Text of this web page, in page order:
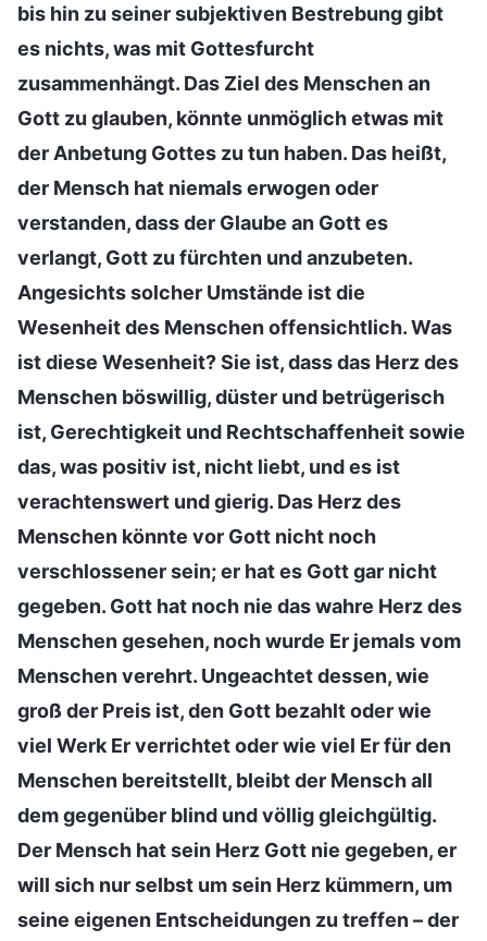
bis hin zu seiner subjektiven Bestrebung gibt
es nichts, was mit Gottesfurcht
zusammenhängt. Das Ziel des Menschen an
Gott zu glauben, könnte unmöglich etwas mit
der Anbetung Gottes zu tun haben. Das heißt,
der Mensch hat niemals erwogen oder
verstanden, dass der Glaube an Gott es
verlangt, Gott zu fürchten und anzubeten.
Angesichts solcher Umstände ist die
Wesenheit des Menschen offensichtlich. Was
ist diese Wesenheit? Sie ist, dass das Herz des
Menschen böswillig, düster und betrügerisch
ist, Gerechtigkeit und Rechtschaffenheit sowie
das, was positiv ist, nicht liebt, und es ist
verachtenswert und gierig. Das Herz des
Menschen könnte vor Gott nicht noch
verschlossener sein; er hat es Gott gar nicht
gegeben. Gott hat noch nie das wahre Herz des
Menschen gesehen, noch wurde Er jemals vom
Menschen verehrt. Ungeachtet dessen, wie
groß der Preis ist, den Gott bezahlt oder wie
viel Werk Er verrichtet oder wie viel Er für den
Menschen bereitstellt, bleibt der Mensch all
dem gegenüber blind und völlig gleichgültig.
Der Mensch hat sein Herz Gott nie gegeben, er
will sich nur selbst um sein Herz kümmern, um
seine eigenen Entscheidungen zu treffen – der